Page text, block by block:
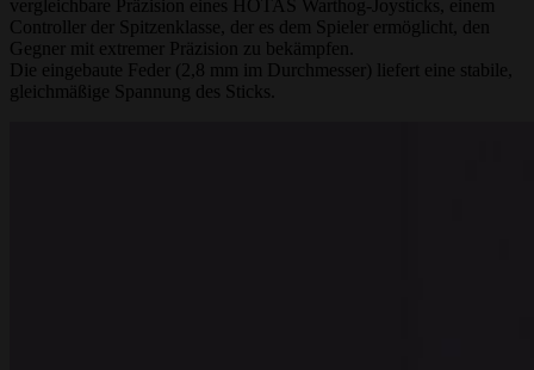
vergleichbare Präzision eines HOTAS Warthog-Joysticks, einem
Controller der Spitzenklasse, der es dem Spieler ermöglicht, den
Gegner mit extremer Präzision zu bekämpfen.
Die eingebaute Feder (2,8 mm im Durchmesser) liefert eine stabile,
gleichmäßige Spannung des Sticks.